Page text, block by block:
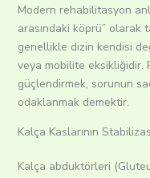
Modern rehabilitasyon
arasındaki köprü” olarak
genellikle dizin kendisi
veya mobilite eksikliğidir.
güçlendirmek, sorunun
odaklanmak demektir.
Kalça Kaslarının
Kalça abduktörleri